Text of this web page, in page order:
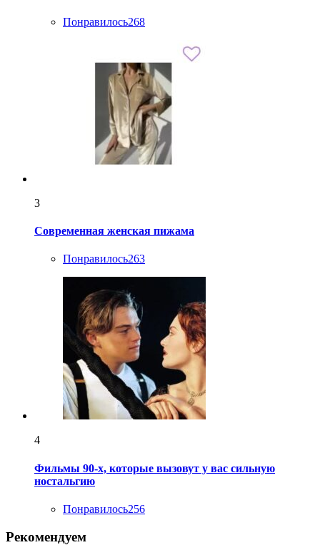
Понравилось268
3
Современная женская пижама
Понравилось263
4
Фильмы 90-х, которые вызовут у вас сильную
ностальгию
Понравилось256
Рекомендуем